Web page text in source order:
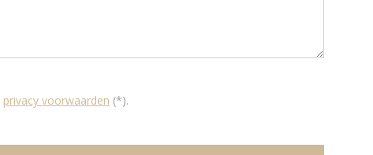
privacy voorwaarden (*).